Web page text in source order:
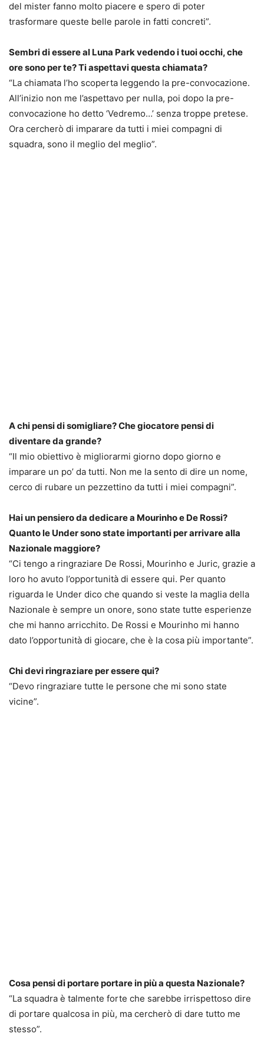
del mister fanno molto piacere e spero di poter
trasformare queste belle parole in fatti concreti”.
Sembri di essere al Luna Park vedendo i tuoi occhi, che
ore sono per te? Ti aspettavi questa chiamata?
“La chiamata l’ho scoperta leggendo la pre-convocazione.
All’inizio non me l’aspettavo per nulla, poi dopo la pre-
convocazione ho detto ‘Vedremo…’ senza troppe pretese.
Ora cercherò di imparare da tutti i miei compagni di
squadra, sono il meglio del meglio”.
A chi pensi di somigliare? Che giocatore pensi di
diventare da grande?
“Il mio obiettivo è migliorarmi giorno dopo giorno e
imparare un po’ da tutti. Non me la sento di dire un nome,
cerco di rubare un pezzettino da tutti i miei compagni”.
Hai un pensiero da dedicare a Mourinho e De Rossi?
Quanto le Under sono state importanti per arrivare alla
Nazionale maggiore?
“Ci tengo a ringraziare De Rossi, Mourinho e Juric, grazie a
loro ho avuto l’opportunità di essere qui. Per quanto
riguarda le Under dico che quando si veste la maglia della
Nazionale è sempre un onore, sono state tutte esperienze
che mi hanno arricchito. De Rossi e Mourinho mi hanno
dato l’opportunità di giocare, che è la cosa più importante”.
Chi devi ringraziare per essere qui?
“Devo ringraziare tutte le persone che mi sono state
vicine”.
Cosa pensi di portare portare in più a questa Nazionale?
“La squadra è talmente forte che sarebbe irrispettoso dire
di portare qualcosa in più, ma cercherò di dare tutto me
stesso”.